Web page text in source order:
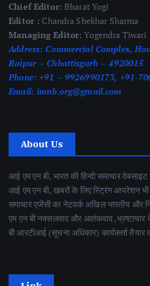
Chief Editor: Bharat Yogi
Editor : Chandra Shekhar Sharma
Managing Editor: Yogendra Tiwari
Address: Commercial Complex,
Raipur – Chhattisgarh – 4920015
Phone: +91 – 9926990173, +91-
Email: imnb.org@gmail.com
About Us
आई एम एन बी, भारत की हिन्दी समाचार
आई एम एन बी, खबरों के लिए स्ट्रिंग आपरेशन भी
समाचार एजेंसी का नेटवर्क अखिल भारतीय और
एम एन बी नक्सलवाद और आतंकवाद
बी आरटीआई (सूचना अधिकार) कार्यकर्ता तैयार